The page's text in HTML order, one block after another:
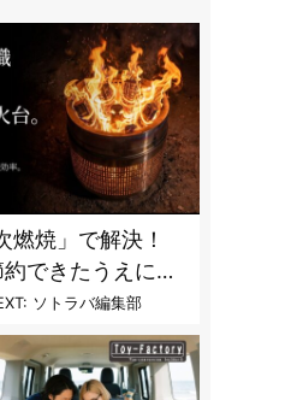
燃焼」で解決！
できたうえに炎
焚火台
ソトラバ編集部